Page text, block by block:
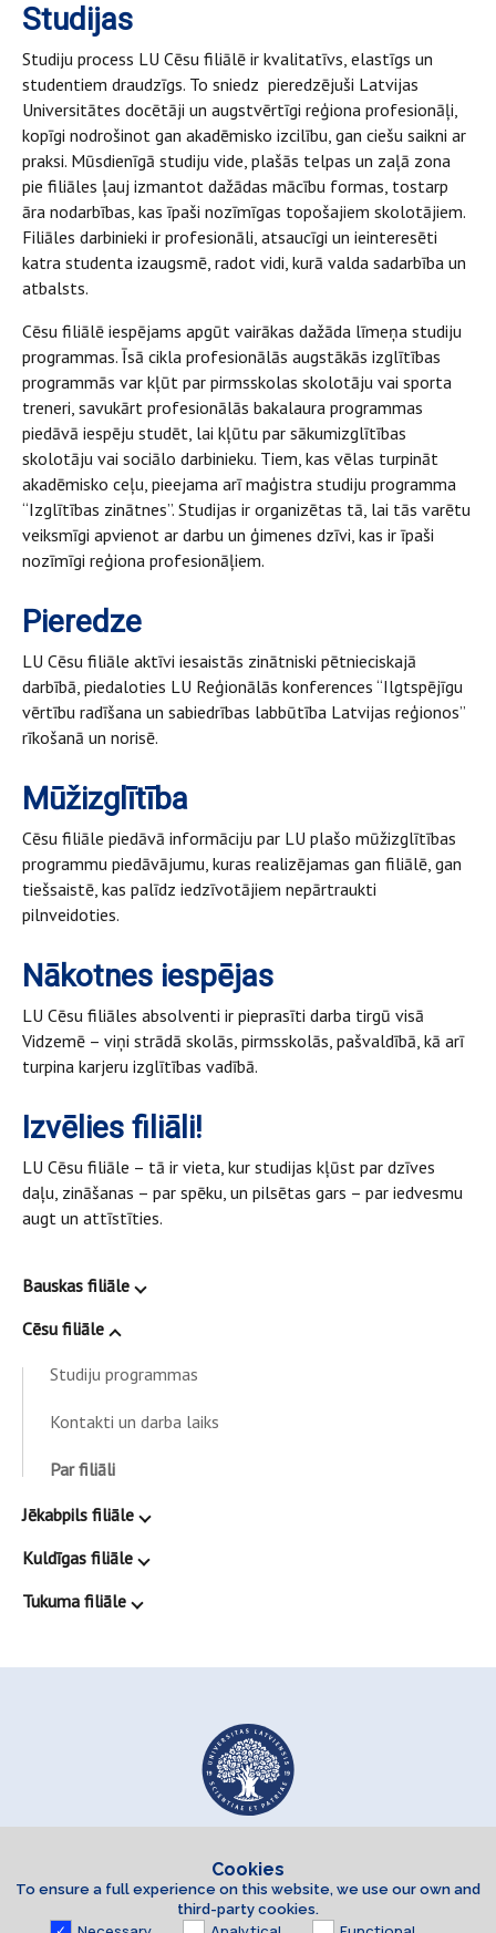
Studijas
Studiju process LU Cēsu filiālē ir kvalitatīvs, elastīgs un
studentiem draudzīgs. To sniedz pieredzējuši Latvijas
Universitātes docētāji un augstvērtīgi reģiona profesionāļi,
kopīgi nodrošinot gan akadēmisko izcilību, gan ciešu saikni ar
praksi. Mūsdienīgā studiju vide, plašās telpas un zaļā zona
pie filiāles ļauj izmantot dažādas mācību formas, tostarp
āra nodarbības, kas īpaši nozīmīgas topošajiem skolotājiem.
Filiāles darbinieki ir profesionāli, atsaucīgi un ieinteresēti
katra studenta izaugsmē, radot vidi, kurā valda sadarbība un
atbalsts.
Cēsu filiālē iespējams apgūt vairākas dažāda līmeņa studiju
programmas. Īsā cikla profesionālās augstākās izglītības
programmās var kļūt par pirmsskolas skolotāju vai sporta
treneri, savukārt profesionālās bakalaura programmas
piedāvā iespēju studēt, lai kļūtu par sākumizglītības
skolotāju vai sociālo darbinieku. Tiem, kas vēlas turpināt
akadēmisko ceļu, pieejama arī maģistra studiju programma
“Izglītības zinātnes”. Studijas ir organizētas tā, lai tās varētu
veiksmīgi apvienot ar darbu un ģimenes dzīvi, kas ir īpaši
nozīmīgi reģiona profesionāļiem.
Pieredze
LU Cēsu filiāle aktīvi iesaistās zinātniski pētnieciskajā
darbībā, piedaloties LU Reģionālās konferences “Ilgtspējīgu
vērtību radīšana un sabiedrības labbūtība Latvijas reģionos”
rīkošanā un norisē.
Mūžizglītība
Cēsu filiāle piedāvā informāciju par LU plašo mūžizglītības
programmu piedāvājumu, kuras realizējamas gan filiālē, gan
tiešsaistē, kas palīdz iedzīvotājiem nepārtraukti
pilnveidoties.
Nākotnes iespējas
LU Cēsu filiāles absolventi ir pieprasīti darba tirgū visā
Vidzemē – viņi strādā skolās, pirmsskolās, pašvaldībā, kā arī
turpina karjeru izglītības vadībā.
Izvēlies filiāli!
LU Cēsu filiāle – tā ir vieta, kur studijas kļūst par dzīves
daļu, zināšanas – par spēku, un pilsētas gars – par iedvesmu
augt un attīstīties.
Bauskas filiāle
Cēsu filiāle
Studiju programmas
Kontakti un darba laiks
Par filiāli
Jēkabpils filiāle
Kuldīgas filiāle
Tukuma filiāle
Cookies
To ensure a full experience on this website, we use our own and
third-party cookies.